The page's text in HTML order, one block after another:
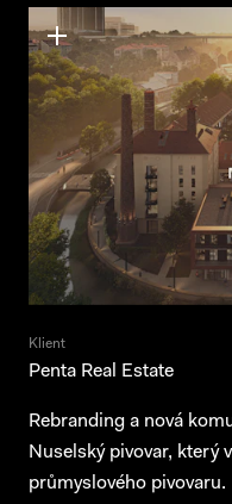
Klient
Penta Real Estate
Rebranding a nová
Nuselský pivovar, který
průmyslového pivovaru.